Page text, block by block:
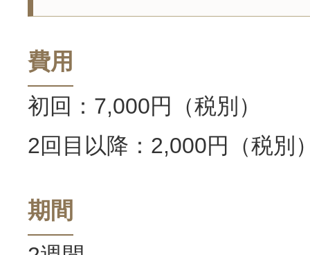
費用
初回：7,000円（税別）
2回目以降：2,000円（税別
期間